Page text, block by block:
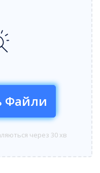
Файли
через 30 хв